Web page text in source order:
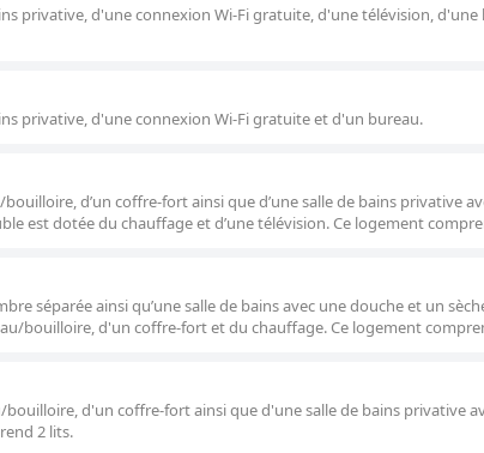
privative, d'une connexion Wi-Fi gratuite, d'une télévision,
privative, d'une connexion Wi-Fi gratuite et d'un bureau.
d’un coffre-fort ainsi que d’une salle de bains privative
est dotée du chauffage et d’une télévision. Ce logement
séparée ainsi qu’une salle de bains avec une douche et un
bouilloire, d'un coffre-fort et du chauffage. Ce logement
d'un coffre-fort ainsi que d'une salle de bains privative
2 lits.